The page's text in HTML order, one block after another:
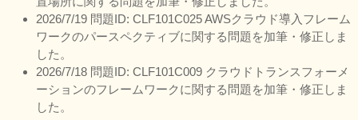
2026/7/19 問題ID: CLF101C025 AWSクラウド導入フレーム
ワークのパースペクティブに関する問題を加筆・修正しま
した。
2026/7/18 問題ID: CLF101C009 クラウドトランスフォーメ
ーションのフレームワークに関する問題を加筆・修正しま
した。